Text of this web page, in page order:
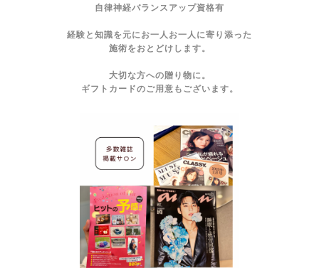
自律神経バランスアップ資格有
経験と知識を元にお一人お一人に寄り添った
施術をおとどけします。
大切な方への贈り物に。
ギフトカードのご用意もございます。